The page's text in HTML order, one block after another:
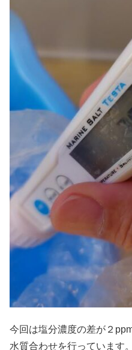
今回は塩分濃度の差が２
水質合わせを行っています